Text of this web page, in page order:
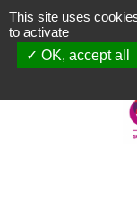
Aller
au
contenu
This site uses
to activate
OK, accept all